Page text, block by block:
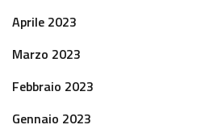
Aprile 2023
Marzo 2023
Febbraio 2023
Gennaio 2023